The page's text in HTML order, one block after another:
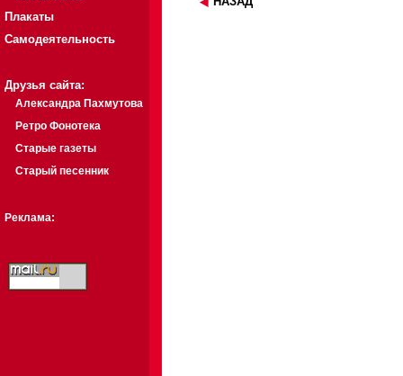
Плакаты
Самодеятельность
Друзья сайта:
Александра Пахмутова
Ретро Фонотека
Старые газеты
Старый песенник
Реклама: